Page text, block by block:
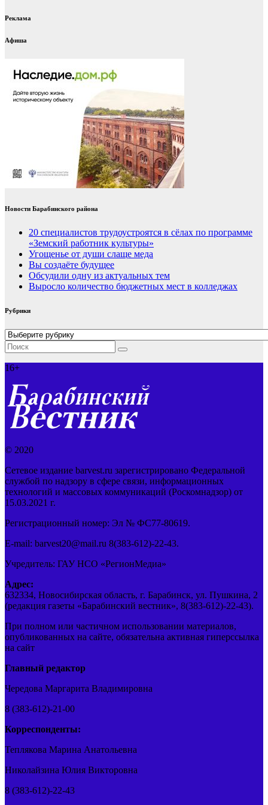
Реклама
Афиша
Новости Барабинского района
20 специалистов трудоустроятся в сёлах по программе
«Земский работник культуры»
Угощенье от души слаще меда
Вы создаёте будущее
Обсудили одну из актуальных тем
Выросло количество бюджетных мест в колледжах
Рубрики
Рубрики
16+
© 2020
Сетевое издание barvest.ru зарегистрировано Федеральной
службой по надзору в сфере связи, информационных
технологий и массовых коммуникаций (Роскомнадзор) от
15.03.2021 г.
Регистрационный номер: Эл № ФС77-80619.
E-mail: barvest20@mail.ru 8(383-612)-22-43.
Учредитель: ГАУ НСО «РегионМедиа»
Адрес:
632334, Новосибирская область, г. Барабинск, ул. Пушкина, 2
(редакция газеты «Барабинский вестник», 8(383-612)-22-43).
При полном или частичном использовании материалов,
опубликованных на сайте, обязательна активная гиперссылка
на сайт
Главный редактор
Чередова Маргарита Владимировна
8 (383-612)-21-00
Корреспонденты:
Теплякова Марина Анатольевна
Николайзина Юлия Викторовна
8 (383-612)-22-43